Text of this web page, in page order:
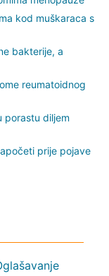
kod muškaraca s
bakterije, a
reumatoidnog
porastu diljem
prije pojave